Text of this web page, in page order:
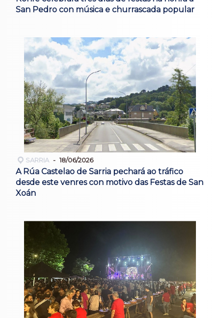
San Pedro con música e churrascada popular
SARRIA 18/06/2026
A Rúa Castelao de Sarria pechará ao tráfico
desde este venres con motivo das Festas de San
Xoán